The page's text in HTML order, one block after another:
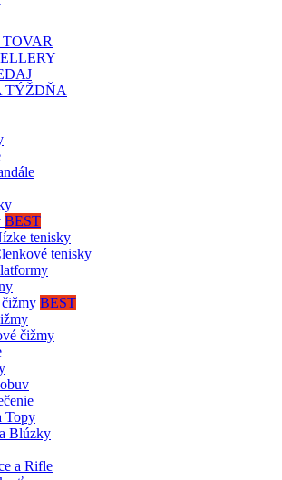
TÝŽDŇA
BEST
tenisky
tenisky
BEST
čižmy
Topy
Blúzky
a Rifle